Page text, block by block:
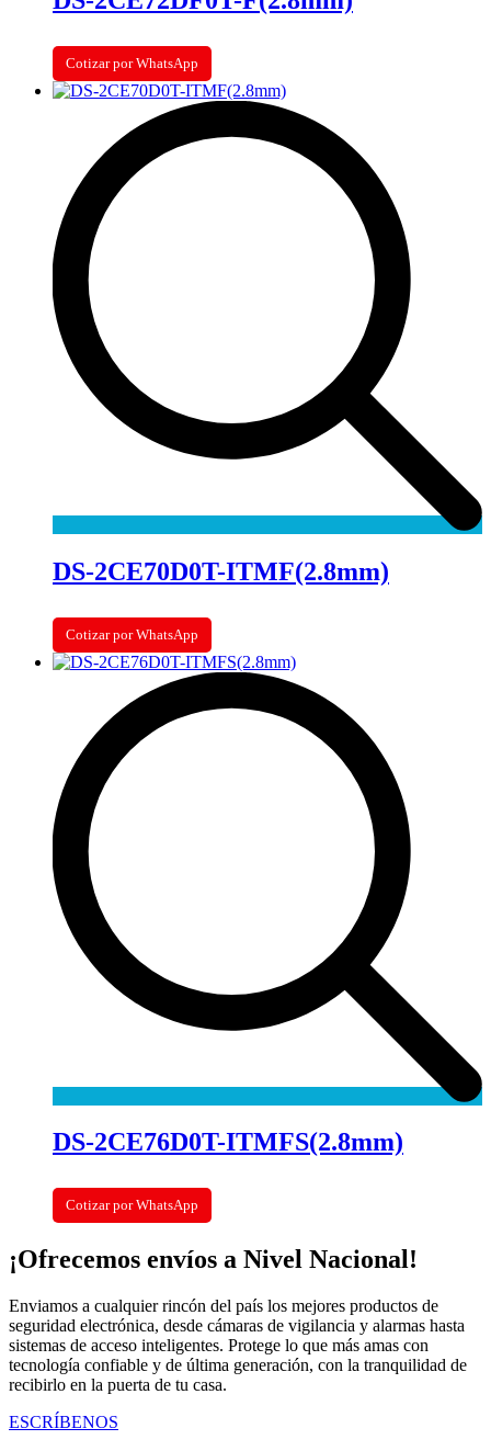
Cotizar por WhatsApp
DS-2CE70D0T-ITMF(2.8mm)
Cotizar por WhatsApp
DS-2CE76D0T-ITMFS(2.8mm)
Cotizar por WhatsApp
¡Ofrecemos envíos a Nivel Nacional!
Enviamos a cualquier rincón del país los mejores productos de
seguridad electrónica, desde cámaras de vigilancia y alarmas hasta
sistemas de acceso inteligentes. Protege lo que más amas con
tecnología confiable y de última generación, con la tranquilidad de
recibirlo en la puerta de tu casa.
ESCRÍBENOS